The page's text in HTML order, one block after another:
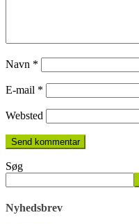
Navn *
E-mail *
Websted
Søg
Nyhedsbrev